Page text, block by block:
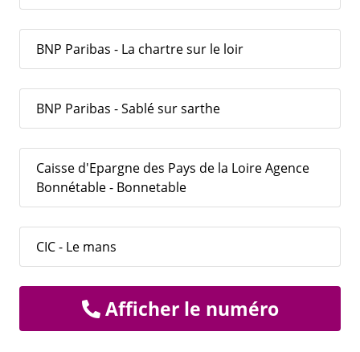
BNP Paribas - La chartre sur le loir
BNP Paribas - Sablé sur sarthe
Caisse d'Epargne des Pays de la Loire Agence
Bonnétable - Bonnetable
CIC - Le mans
Afficher le numéro